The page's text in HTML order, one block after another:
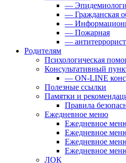
—
— Гражданская
—
— Пожарная
—
Родителям
Психологическая
Консультативный
— ON-LINE
Полезные ссылки
Памятки и
Правила
Ежедневное меню
Ежедневное
Ежедневное
Ежедневное
Ежедневное
ЛОК